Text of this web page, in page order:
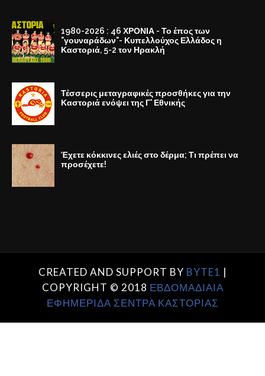
1980-2026 : 46 ΧΡΟΝΙΑ - Το έπος των
"γουναράδων"- Κυπελλούχος Ελλάδος η
Καστοριά, 5-2 τον Ηρακλή
Τέσσερις μεταγραφικές προσθήκες για την
Καστοριά ενόψει της Γ' Εθνικής
Έχετε κόκκινες ελιές στο δέρμα; Τι πρέπει να
προσέχετε!
CREATED AND SUPPORT BY BYTE1 |
COPYRIGHT © 2018 ΕΒΔΟΜΑΔΙΑΙΑ
ΕΦΗΜΕΡΙΔΑ ΣΕΝΤΡΑ ΚΑΣΤΟΡΙΑΣ